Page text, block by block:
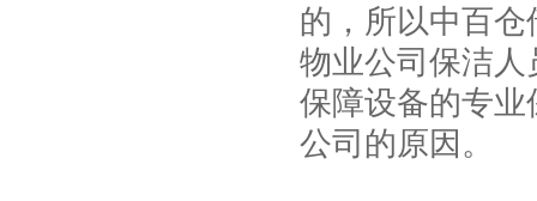
的，所以中百
物业公司保洁
保障设备的专
公司的原因。